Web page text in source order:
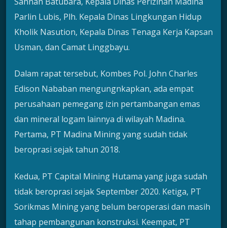
Parlin Lubis, Plh. Kepala Dinas Lingkungan Hidup
Kholik Nasution, Kepala Dinas Tenaga Kerja Kapsan
Usman, dan Camat Linggbayu.
Dalam rapat tersebut, Kombes Pol. John Charles
Edison Nababan mengungnkapkan, ada empat
perusahaan pemegang izin pertambangan emas
dan mineral logam lainnya di wilayah Madina.
Pertama, PT Madina Mining yang sudah tidak
beroprasi sejak tahun 2018.
Kedua, PT Capital Mining Hutama yang juga sudah
tidak beroprasi sejak September 2020. Ketiga, PT
Sorikmas Mining yang belum beroperasi dan masih
tahap pembangunan konstruksi. Keempat, PT